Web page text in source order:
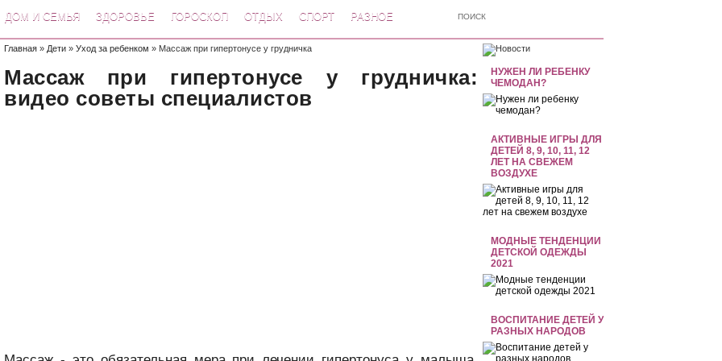
ДОМ И СЕМЬЯ ЗДОРОВЬЕ ГОРОСКОП ОТДЫХ СПОРТ РАЗНОЕ
НУЖЕН ЛИ РЕБЕНКУ
ЧЕМОДАН?
АКТИВНЫЕ ИГРЫ ДЛЯ
ДЕТЕЙ 8, 9, 10, 11, 12
ЛЕТ НА СВЕЖЕМ
ВОЗДУХЕ
МОДНЫЕ ТЕНДЕНЦИИ
ДЕТСКОЙ ОДЕЖДЫ
2021
ВОСПИТАНИЕ ДЕТЕЙ У
РАЗНЫХ НАРОДОВ
Главная » Дети » Уход за ребенком » Массаж при гипертонусе у грудничка
Массаж при гипертонусе у грудничка:
видео советы специалистов